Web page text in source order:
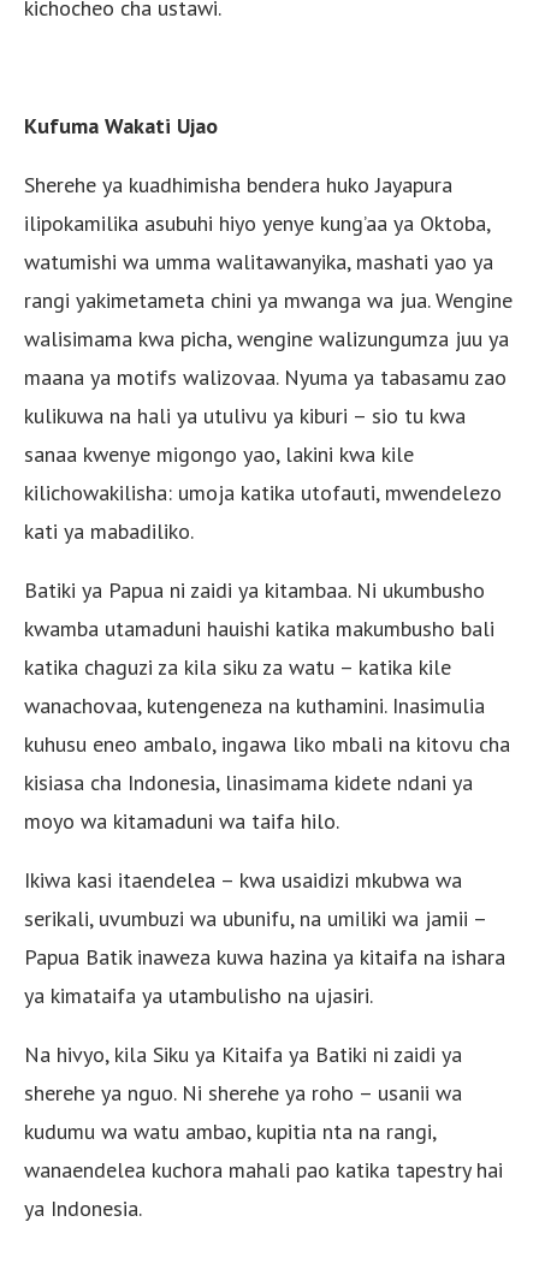
kichocheo cha ustawi.
Kufuma Wakati Ujao
Sherehe ya kuadhimisha bendera huko Jayapura
ilipokamilika asubuhi hiyo yenye kung’aa ya Oktoba,
watumishi wa umma walitawanyika, mashati yao ya
rangi yakimetameta chini ya mwanga wa jua. Wengine
walisimama kwa picha, wengine walizungumza juu ya
maana ya motifs walizovaa. Nyuma ya tabasamu zao
kulikuwa na hali ya utulivu ya kiburi – sio tu kwa
sanaa kwenye migongo yao, lakini kwa kile
kilichowakilisha: umoja katika utofauti, mwendelezo
kati ya mabadiliko.
Batiki ya Papua ni zaidi ya kitambaa. Ni ukumbusho
kwamba utamaduni hauishi katika makumbusho bali
katika chaguzi za kila siku za watu – katika kile
wanachovaa, kutengeneza na kuthamini. Inasimulia
kuhusu eneo ambalo, ingawa liko mbali na kitovu cha
kisiasa cha Indonesia, linasimama kidete ndani ya
moyo wa kitamaduni wa taifa hilo.
Ikiwa kasi itaendelea – kwa usaidizi mkubwa wa
serikali, uvumbuzi wa ubunifu, na umiliki wa jamii –
Papua Batik inaweza kuwa hazina ya kitaifa na ishara
ya kimataifa ya utambulisho na ujasiri.
Na hivyo, kila Siku ya Kitaifa ya Batiki ni zaidi ya
sherehe ya nguo. Ni sherehe ya roho – usanii wa
kudumu wa watu ambao, kupitia nta na rangi,
wanaendelea kuchora mahali pao katika tapestry hai
ya Indonesia.